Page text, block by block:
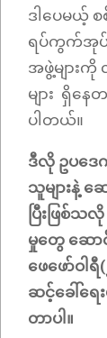
ဒါပေမယ့်
ရပ်ကွက်အုပ်ခ
အဖွဲ့များကို
များ ရှိန
ပါတယ်။
ဒီလို ဥပဒေ
သူများနဲ့
ပြီးဖြစ်
မှုတွေ ဆော
ဖေဖော်ဝါ
ဆင့်ခေါ်ရ
တာပါ။